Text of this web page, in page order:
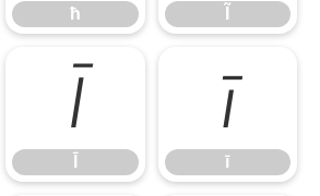
ħ
Ī ī
ī